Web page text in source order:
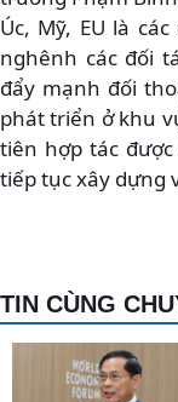
Úc, Mỹ, EU là
nghênh các đối
đẩy mạnh đối
phát triển ở khu
tiên hợp tác
tiếp tục xây dựng
TIN CÙNG